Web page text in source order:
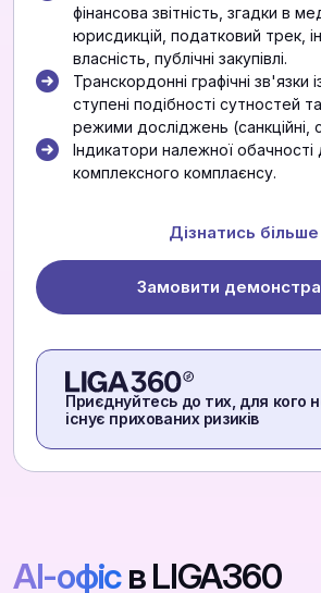
фінансова звітність, згадки в
юрисдикцій, податковий трек,
власність, публічні закупівлі.
Транскордонні графічні зв'язки
ступені подібності сутностей
режими досліджень (санкційні,
Індикатори належної обачності
комплексного комплаєнсу.
Дізнатись більше
Замовити
Приєднуйтесь до тих, для кого
існує прихованих ризиків
АІ-офісв LIGA360